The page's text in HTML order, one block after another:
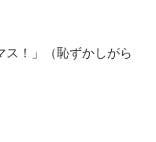
！」（恥ずかしがら